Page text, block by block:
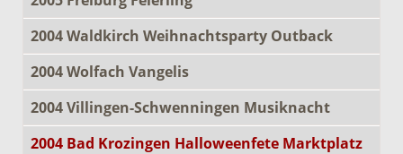
2004 Waldkirch Weihnachtsparty Outback
2004 Wolfach Vangelis
2004 Villingen-Schwenningen Musiknacht
2004 Bad Krozingen Halloweenfete Marktplatz